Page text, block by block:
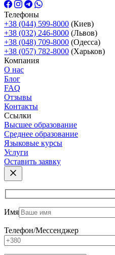
Телефоны
+38 (044) 599-8000 (Киев)
+38 (032) 246-8000 (Львов)
+38 (048) 709-8000 (Одесcа)
+38 (057) 782-8000 (Харьков)
Компания
О нас
Блог
FAQ
Отзывы
Контакты
Ссылки
Высшее образование
Среднее образование
Языковые курсы
Услуги
Оставить заявку
Имя
Телефон/Мессенджер